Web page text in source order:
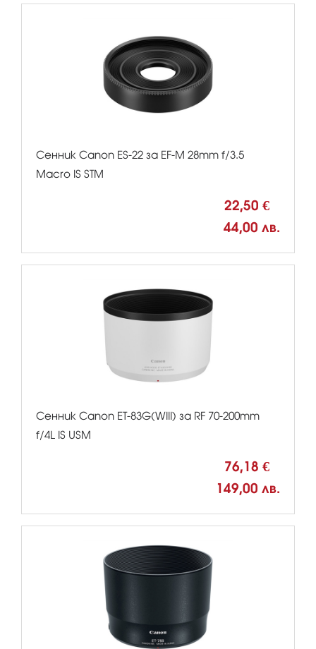
Сенник Canon ES-22 за EF-M 28mm f/3.5
Macro IS STM
22,50 €
44,00 лв.
Сенник Canon ET-83G(WIII) за RF 70-200mm
f/4L IS USM
76,18 €
149,00 лв.